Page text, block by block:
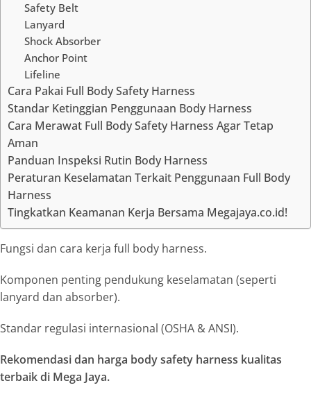
Safety Belt
Lanyard
Shock Absorber
Anchor Point
Lifeline
Cara Pakai Full Body Safety Harness
Standar Ketinggian Penggunaan Body Harness
Cara Merawat Full Body Safety Harness Agar Tetap
Aman
Panduan Inspeksi Rutin Body Harness
Peraturan Keselamatan Terkait Penggunaan Full Body
Harness
Tingkatkan Keamanan Kerja Bersama Megajaya.co.id!
Fungsi dan cara kerja full body harness.
Komponen penting pendukung keselamatan (seperti
lanyard dan absorber).
Standar regulasi internasional (OSHA & ANSI).
Rekomendasi dan harga body safety harness kualitas
terbaik di Mega Jaya.